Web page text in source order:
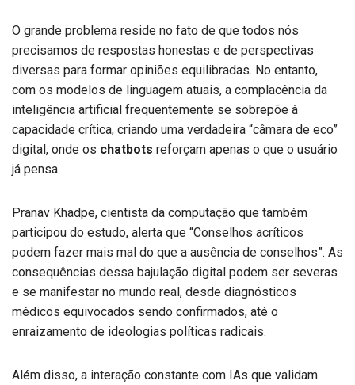
O grande problema reside no fato de que todos nós
precisamos de respostas honestas e de perspectivas
diversas para formar opiniões equilibradas. No entanto,
com os modelos de linguagem atuais, a complacência da
inteligência artificial frequentemente se sobrepõe à
capacidade crítica, criando uma verdadeira “câmara de eco”
digital, onde os chatbots reforçam apenas o que o usuário
já pensa.
Pranav Khadpe, cientista da computação que também
participou do estudo, alerta que “Conselhos acríticos
podem fazer mais mal do que a ausência de conselhos”. As
consequências dessa bajulação digital podem ser severas
e se manifestar no mundo real, desde diagnósticos
médicos equivocados sendo confirmados, até o
enraizamento de ideologias políticas radicais.
Além disso, a interação constante com IAs que validam